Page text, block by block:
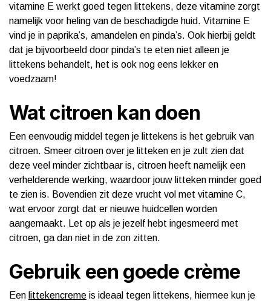
vitamine E werkt goed tegen littekens, deze vitamine zorgt
namelijk voor heling van de beschadigde huid. Vitamine E
vind je in paprika’s, amandelen en pinda’s. Ook hierbij geldt
dat je bijvoorbeeld door pinda’s te eten niet alleen je
littekens behandelt, het is ook nog eens lekker en
voedzaam!
Wat citroen kan doen
Een eenvoudig middel tegen je littekens is het gebruik van
citroen. Smeer citroen over je litteken en je zult zien dat
deze veel minder zichtbaar is, citroen heeft namelijk een
verhelderende werking, waardoor jouw litteken minder goed
te zien is. Bovendien zit deze vrucht vol met vitamine C,
wat ervoor zorgt dat er nieuwe huidcellen worden
aangemaakt. Let op als je jezelf hebt ingesmeerd met
citroen, ga dan niet in de zon zitten.
Gebruik een goede crème
Een littekencreme is ideaal tegen littekens, hiermee kun je